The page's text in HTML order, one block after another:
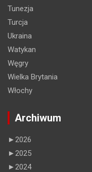
Tunezja
Turcja
Ukraina
Watykan
Węgry
Wielka Brytania
Włochy
Archiwum
►2026
►2025
►2024